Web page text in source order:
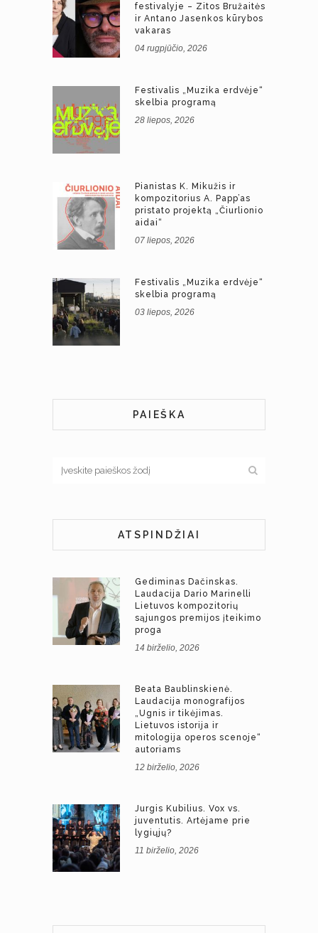
festivalyje – Zitos Bružaitės
ir Antano Jasenkos kūrybos
vakaras
04 rugpjūčio, 2026
Festivalis „Muzika erdvėje“
skelbia programą
28 liepos, 2026
Pianistas K. Mikužis ir
kompozitorius A. Papp’as
pristato projektą „Čiurlionio
aidai“
07 liepos, 2026
Festivalis „Muzika erdvėje“
skelbia programą
03 liepos, 2026
PAIEŠKA
ATSPINDŽIAI
Gediminas Dačinskas.
Laudacija Dario Marinelli
Lietuvos kompozitorių
sąjungos premijos įteikimo
proga
14 birželio, 2026
Beata Baublinskienė.
Laudacija monografijos
„Ugnis ir tikėjimas.
Lietuvos istorija ir
mitologija operos scenoje“
autoriams
12 birželio, 2026
Jurgis Kubilius. Vox vs.
juventutis. Artėjame prie
lygiųjų?
11 birželio, 2026